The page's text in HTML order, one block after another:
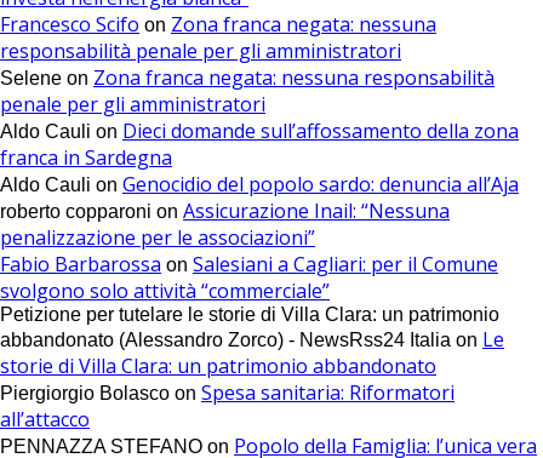
Francesco Scifo on Zona franca negata: nessuna
responsabilità penale per gli amministratori
Selene on Zona franca negata: nessuna responsabilità
penale per gli amministratori
Aldo Cauli on Dieci domande sull’affossamento della zona
franca in Sardegna
Aldo Cauli on Genocidio del popolo sardo: denuncia all’Aja
roberto copparoni on Assicurazione Inail: “Nessuna
penalizzazione per le associazioni”
Fabio Barbarossa on Salesiani a Cagliari: per il Comune
svolgono solo attività “commerciale”
Petizione per tutelare le storie di Villa Clara: un patrimonio
abbandonato (Alessandro Zorco) - NewsRss24 Italia on Le
storie di Villa Clara: un patrimonio abbandonato
Piergiorgio Bolasco on Spesa sanitaria: Riformatori
all’attacco
PENNAZZA STEFANO on Popolo della Famiglia: l’unica vera